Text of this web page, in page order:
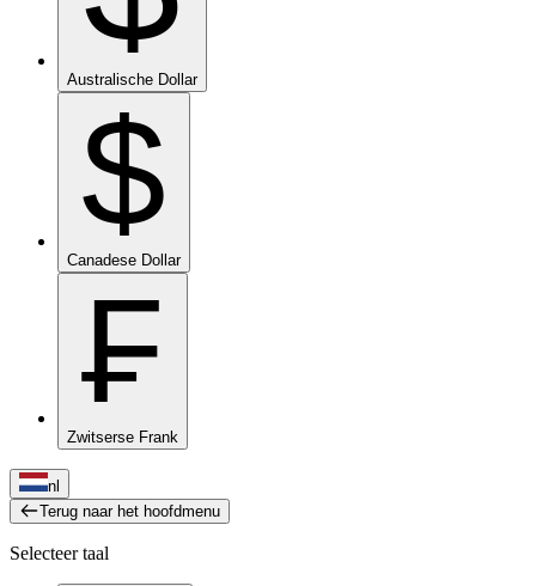
Australische Dollar
$
Canadese Dollar
₣
Zwitserse Frank
nl
Terug naar het hoofdmenu
Selecteer taal